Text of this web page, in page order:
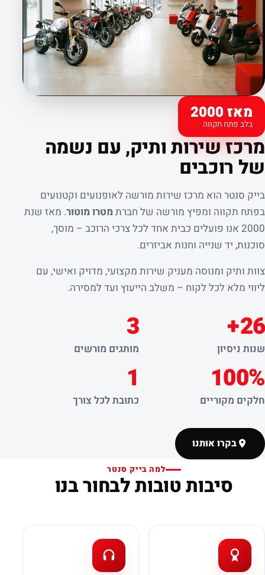
מאז 2000
בלב פתח תקווה
קצת עלינו
מרכז שירות ותיק, עם נשמה
של רוכבים
בייק סנטר הוא מרכז שירות מורשה לאופנועים וקטנועים
בפתח תקווה ומפיץ מורשה של חברת מטרו מוטור. מאז שנת
2000 אנו פועלים כבית אחד לכל צרכי הרוכב – מוסך,
סוכנות, יד שנייה וחנות אביזרים.
צוות ותיק ומנוסה מעניק שירות מקצועי, מדויק ואישי, עם
ליווי מלא לכל לקוח – משלב הייעוץ ועד למסירה.
26+
שנות ניסיון
3
מותגים מורשים
100%
חלקים מקוריים
1
כתובת לכל צורך
בקרו אותנו
למה בייק סנטר
סיבות טובות לבחור בנו